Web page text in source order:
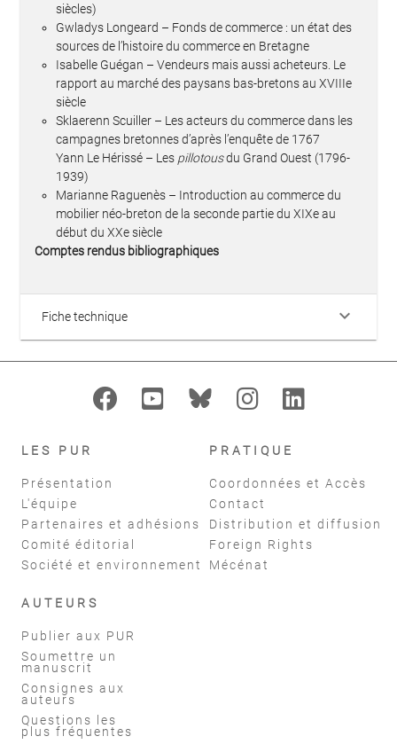
siècles)
Gwladys Longeard – Fonds de commerce : un état des
sources de l’histoire du commerce en Bretagne
Isabelle Guégan – Vendeurs mais aussi acheteurs. Le
rapport au marché des paysans bas-bretons au XVIIIe
siècle
Sklaerenn Scuiller – Les acteurs du commerce dans les
campagnes bretonnes d’après l’enquête de 1767
Yann Le Hérissé – Les pillotousdu Grand Ouest (1796-
1939)
Marianne Raguenès – Introduction au commerce du
mobilier néo-breton de la seconde partie du XIXe au
début du XXe siècle
Comptes rendus bibliographiques
Fiche technique keyboard_arrow_down
LES PUR
Présentation
L'équipe
Partenaires et adhésions
Comité éditorial
Société et environnement
PRATIQUE
Coordonnées et Accès
Contact
Distribution et diffusion
Foreign Rights
Mécénat
AUTEURS
Publier aux PUR
Soumettre un
manuscrit
Consignes aux
auteurs
Questions les
plus fréquentes